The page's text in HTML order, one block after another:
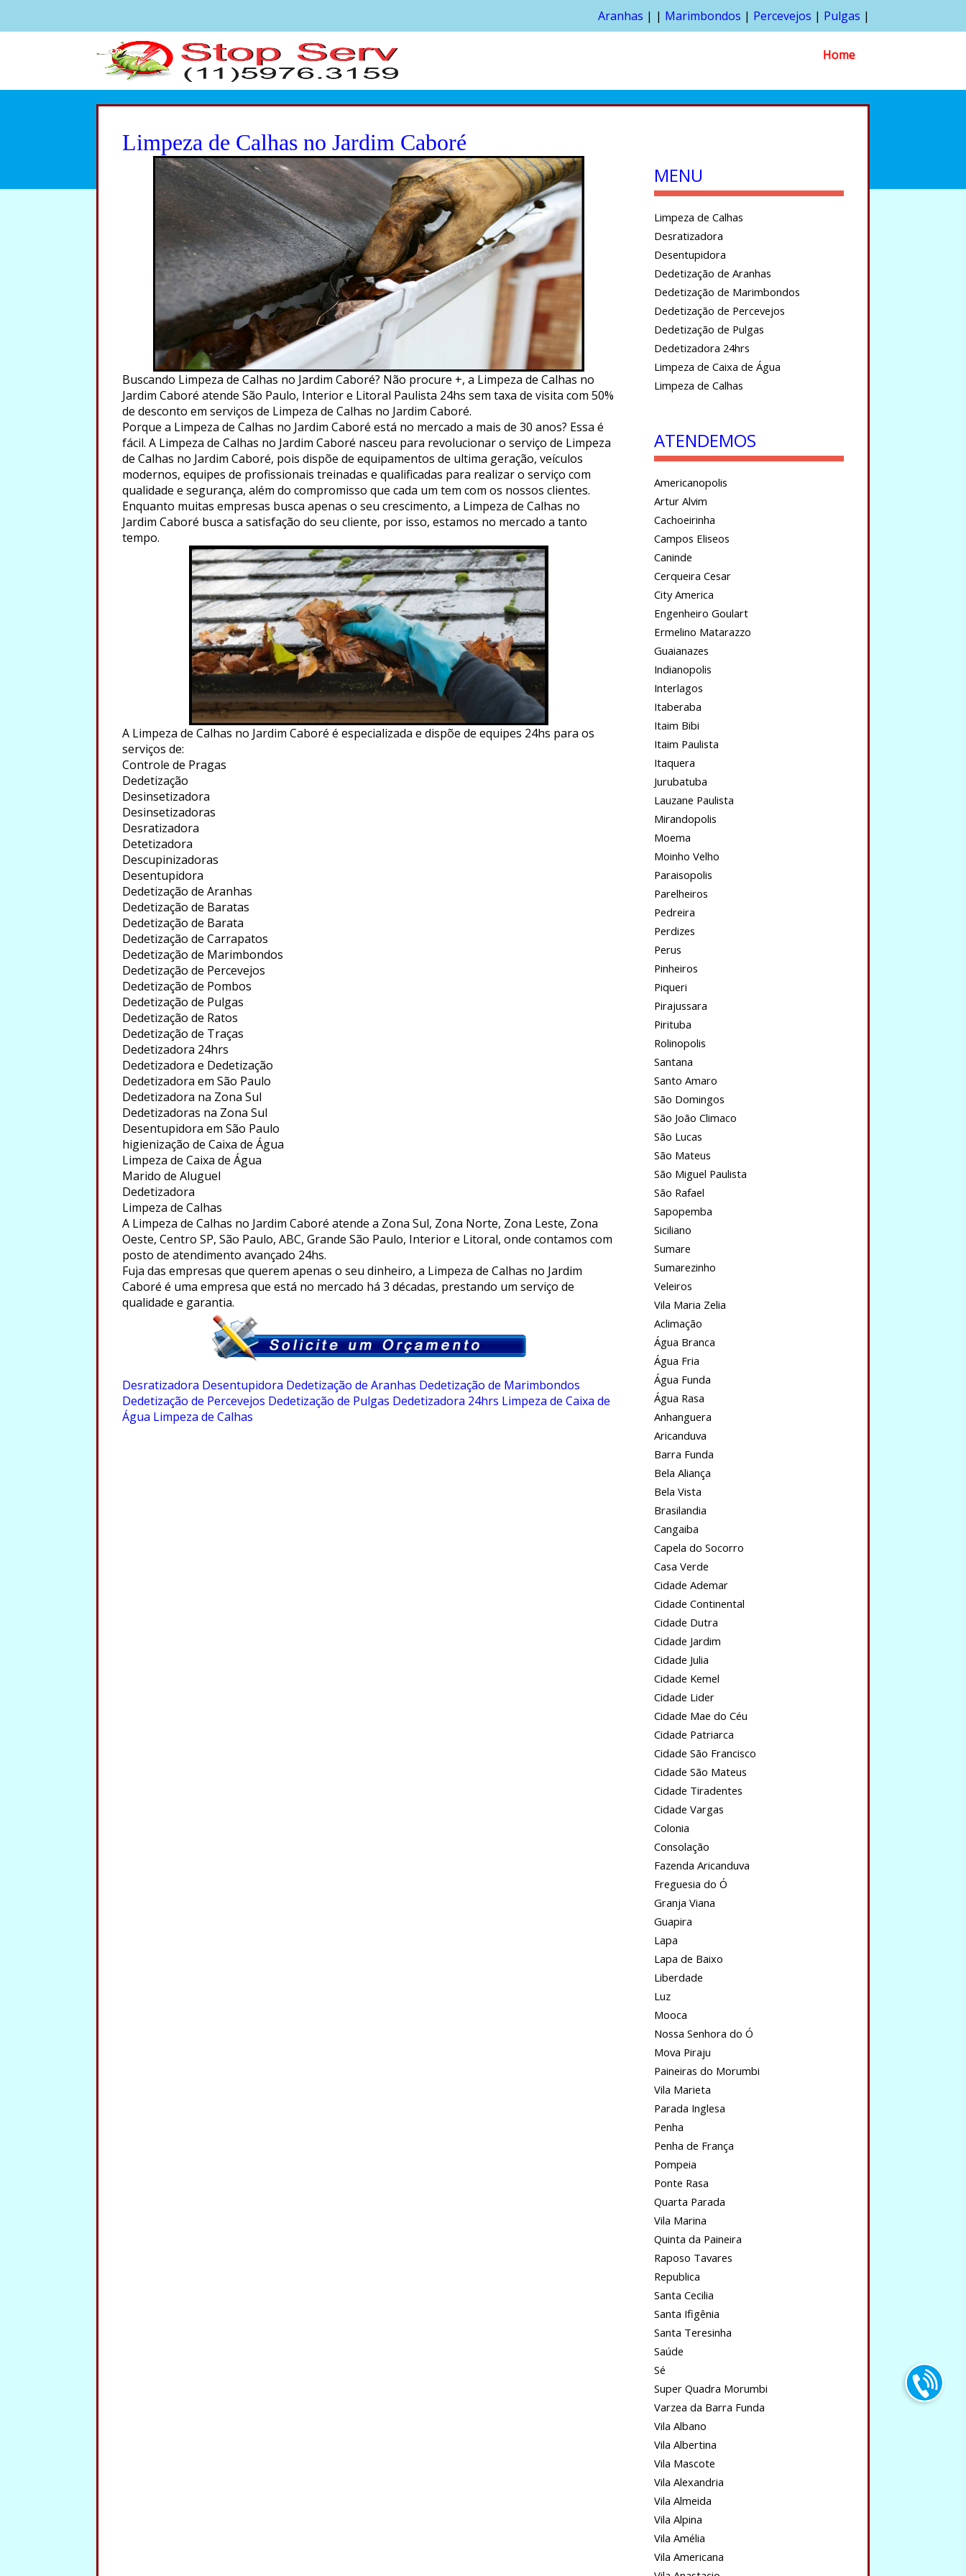
Aranhas | | Marimbondos | Percevejos | Pulgas |
Home
Limpeza de Calhas no Jardim Caboré
Buscando Limpeza de Calhas no Jardim Caboré? Não procure +, a Limpeza de Calhas no
Jardim Caboré atende São Paulo, Interior e Litoral Paulista 24hs sem taxa de visita com 50%
de desconto em serviços de Limpeza de Calhas no Jardim Caboré.
Porque a Limpeza de Calhas no Jardim Caboré está no mercado a mais de 30 anos? Essa é
fácil. A Limpeza de Calhas no Jardim Caboré nasceu para revolucionar o serviço de Limpeza
de Calhas no Jardim Caboré, pois dispõe de equipamentos de ultima geração, veículos
modernos, equipes de profissionais treinadas e qualificadas para realizar o serviço com
qualidade e segurança, além do compromisso que cada um tem com os nossos clientes.
Enquanto muitas empresas busca apenas o seu crescimento, a Limpeza de Calhas no
Jardim Caboré busca a satisfação do seu cliente, por isso, estamos no mercado a tanto
tempo.
A Limpeza de Calhas no Jardim Caboré é especializada e dispõe de equipes 24hs para os
serviços de:
Controle de Pragas
Dedetização
Desinsetizadora
Desinsetizadoras
Desratizadora
Detetizadora
Descupinizadoras
Desentupidora
Dedetização de Aranhas
Dedetização de Baratas
Dedetização de Barata
Dedetização de Carrapatos
Dedetização de Marimbondos
Dedetização de Percevejos
Dedetização de Pombos
Dedetização de Pulgas
Dedetização de Ratos
Dedetização de Traças
Dedetizadora 24hrs
Dedetizadora e Dedetização
Dedetizadora em São Paulo
Dedetizadora na Zona Sul
Dedetizadoras na Zona Sul
Desentupidora em São Paulo
higienização de Caixa de Água
Limpeza de Caixa de Água
Marido de Aluguel
Dedetizadora
Limpeza de Calhas
A Limpeza de Calhas no Jardim Caboré atende a Zona Sul, Zona Norte, Zona Leste, Zona
Oeste, Centro SP, São Paulo, ABC, Grande São Paulo, Interior e Litoral, onde contamos com
posto de atendimento avançado 24hs.
Fuja das empresas que querem apenas o seu dinheiro, a Limpeza de Calhas no Jardim
Caboré é uma empresa que está no mercado há 3 décadas, prestando um serviço de
qualidade e garantia.
Desratizadora Desentupidora Dedetização de Aranhas Dedetização de Marimbondos
Dedetização de Percevejos Dedetização de Pulgas Dedetizadora 24hrs Limpeza de Caixa de
Água Limpeza de Calhas
MENU
Limpeza de Calhas
Desratizadora
Desentupidora
Dedetização de Aranhas
Dedetização de Marimbondos
Dedetização de Percevejos
Dedetização de Pulgas
Dedetizadora 24hrs
Limpeza de Caixa de Água
Limpeza de Calhas
ATENDEMOS
Americanopolis
Artur Alvim
Cachoeirinha
Campos Eliseos
Caninde
Cerqueira Cesar
City America
Engenheiro Goulart
Ermelino Matarazzo
Guaianazes
Indianopolis
Interlagos
Itaberaba
Itaim Bibi
Itaim Paulista
Itaquera
Jurubatuba
Lauzane Paulista
Mirandopolis
Moema
Moinho Velho
Paraisopolis
Parelheiros
Pedreira
Perdizes
Perus
Pinheiros
Piqueri
Pirajussara
Pirituba
Rolinopolis
Santana
Santo Amaro
São Domingos
São João Climaco
São Lucas
São Mateus
São Miguel Paulista
São Rafael
Sapopemba
Siciliano
Sumare
Sumarezinho
Veleiros
Vila Maria Zelia
Aclimação
Água Branca
Água Fria
Água Funda
Água Rasa
Anhanguera
Aricanduva
Barra Funda
Bela Aliança
Bela Vista
Brasilandia
Cangaiba
Capela do Socorro
Casa Verde
Cidade Ademar
Cidade Continental
Cidade Dutra
Cidade Jardim
Cidade Julia
Cidade Kemel
Cidade Lider
Cidade Mae do Céu
Cidade Patriarca
Cidade São Francisco
Cidade São Mateus
Cidade Tiradentes
Cidade Vargas
Colonia
Consolação
Fazenda Aricanduva
Freguesia do Ó
Granja Viana
Guapira
Lapa
Lapa de Baixo
Liberdade
Luz
Mooca
Nossa Senhora do Ó
Mova Piraju
Paineiras do Morumbi
Vila Marieta
Parada Inglesa
Penha
Penha de França
Pompeia
Ponte Rasa
Quarta Parada
Vila Marina
Quinta da Paineira
Raposo Tavares
Republica
Santa Cecilia
Santa Ifigênia
Santa Teresinha
Saúde
Sé
Super Quadra Morumbi
Varzea da Barra Funda
Vila Albano
Vila Albertina
Vila Mascote
Vila Alexandria
Vila Almeida
Vila Alpina
Vila Amélia
Vila Americana